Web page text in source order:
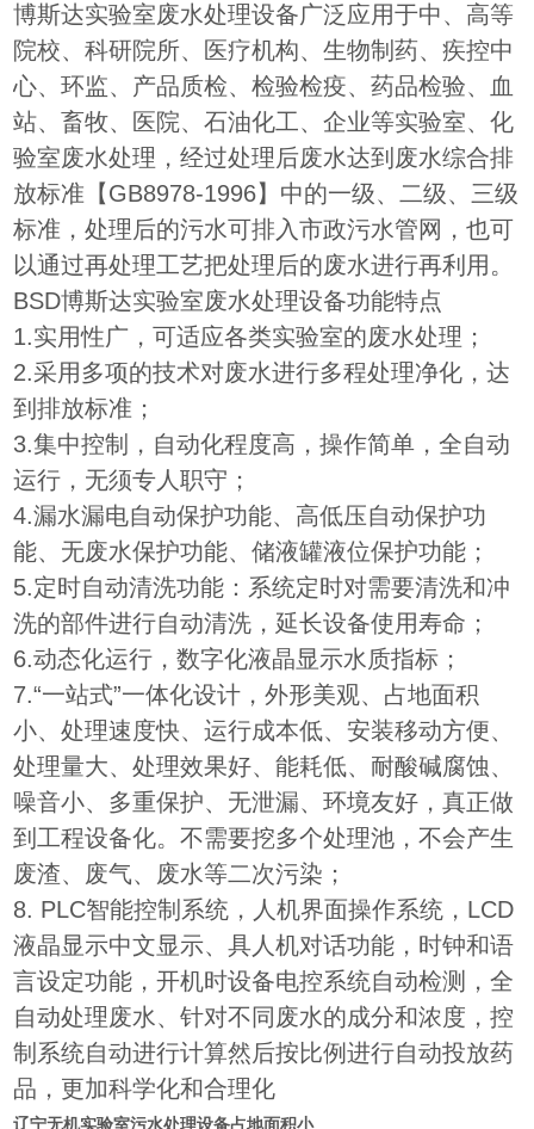
博斯达实验室废水处理设备广泛应用于中、高等
院校、科研院所、医疗机构、生物制药、疾控中
心、环监、产品质检、检验检疫、药品检验、血
站、畜牧、医院、石油化工、企业等实验室、化
验室废水处理，经过处理后废水达到废水综合排
放标准【GB8978-1996】中的一级、二级、三级
标准，处理后的污水可排入市政污水管网，也可
以通过再处理工艺把处理后的废水进行再利用。
BSD博斯达实验室废水处理设备功能特点
1.实用性广，可适应各类实验室的废水处理；
2.采用多项的技术对废水进行多程处理净化，达
到排放标准；
3.集中控制，自动化程度高，操作简单，全自动
运行，无须专人职守；
4.漏水漏电自动保护功能、高低压自动保护功
能、无废水保护功能、储液罐液位保护功能；
5.定时自动清洗功能：系统定时对需要清洗和冲
洗的部件进行自动清洗，延长设备使用寿命；
6.动态化运行，数字化液晶显示水质指标；
7.“一站式”一体化设计，外形美观、占地面积
小、处理速度快、运行成本低、安装移动方便、
处理量大、处理效果好、能耗低、耐酸碱腐蚀、
噪音小、多重保护、无泄漏、环境友好，真正做
到工程设备化。不需要挖多个处理池，不会产生
废渣、废气、废水等二次污染；
8. PLC智能控制系统，人机界面操作系统，LCD
液晶显示中文显示、具人机对话功能，时钟和语
言设定功能，开机时设备电控系统自动检测，全
自动处理废水、针对不同废水的成分和浓度，控
制系统自动进行计算然后按比例进行自动投放药
品，更加科学化和合理化
辽宁无机实验室污水处理设备占地面积小